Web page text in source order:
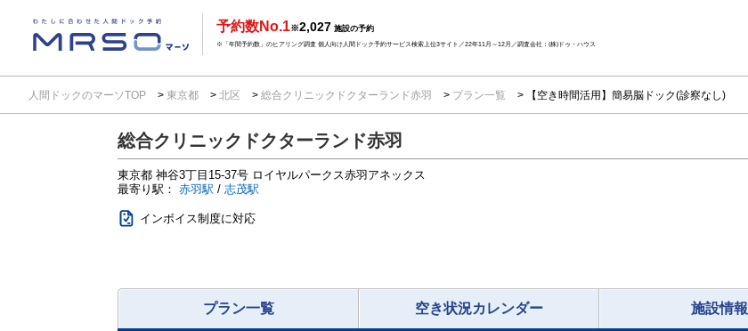
予約数No.1※2,027 施設の予約
※「年間予約数」のヒアリング調査 個人向け人間ドック予約サービス検索上位3サイト／22年11月～12月／調査会社：(株)ドゥ・ハウス
人間ドックのマーソTOP 東京都 北区 総合クリニックドクターランド赤羽 プラン一覧 【空き時間活用】簡易脳ドック(診察なし)
総合クリニックドクターランド赤羽
東京都 神谷3丁目15-37号 ロイヤルパークス赤羽アネックス
最寄り駅： 赤羽駅 / 志茂駅
インボイス制度に対応
プラン一覧 空き状況カレンダー 施設情報